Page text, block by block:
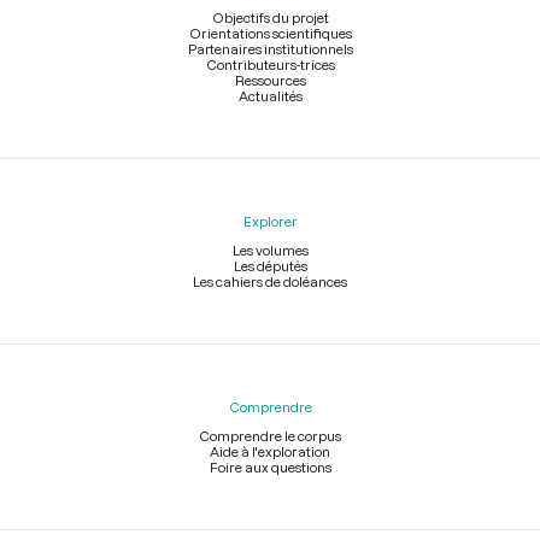
Objectifs du projet
Orientations scientifiques
Partenaires institutionnels
Contributeurs-trices
Ressources
Actualités
Explorer
Les volumes
Les députés
Les cahiers de doléances
Comprendre
Comprendre le corpus
Aide à l'exploration
Foire aux questions